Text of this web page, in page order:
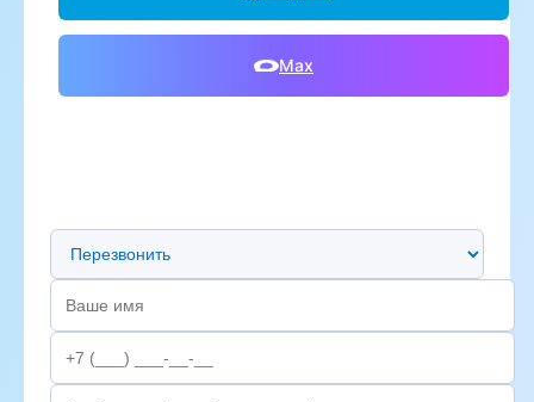
Max
Предпочтительный способ связи